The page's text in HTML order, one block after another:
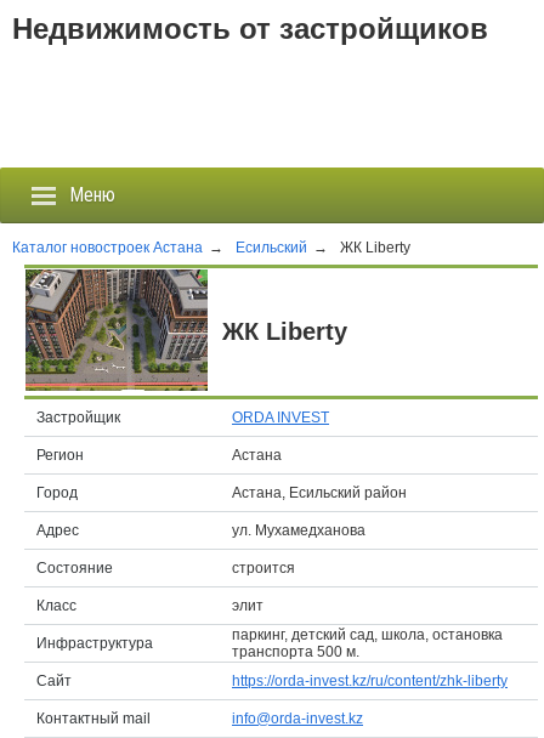
Недвижимость от застройщиков
Меню
Застройщики
Новостройки
Новости
События
Агентства
Объявления
Кабинет
Каталог новостроек Астана → Есильский → ЖК Liberty
ЖК Liberty
Застройщик ORDA INVEST
Регион Астана
Город Астана, Есильский район
Адрес ул. Мухамедханова
Состояние строится
Класс элит
Инфраструктура
паркинг, детский сад, школа, остановка
транспорта 500 м.
Сайт
https://orda-invest.kz/ru/content/zhk-liberty
Контактный mail info@orda-invest.kz